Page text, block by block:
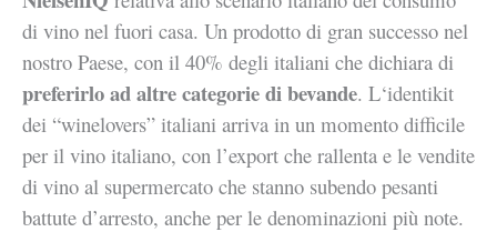
di vino nel fuori casa. Un prodotto di gran successo nel
nostro Paese, con il 40% degli italiani che dichiara di
preferirlo ad altre categorie di bevande. L‘identikit
dei “winelovers” italiani arriva in un momento difficile
per il vino italiano, con l’export che rallenta e le vendite
di vino al supermercato che stanno subendo pesanti
battute d’arresto, anche per le denominazioni più note.